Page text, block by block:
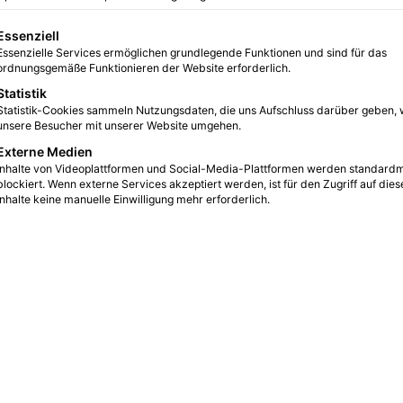
gute Luftqualität am Arbeitsplatz
eine Liste der Service-Gruppen, für die eine Einwilligung erteilt
Services ermöglichen grundlegende Funktionen und sind für das
Funktionieren der Website erforderlich.
Cookies sammeln Nutzungsdaten, die uns Aufschluss darüber geben,
Besucher mit unserer Website umgehen.
Medien
von Videoplattformen und Social-Media-Plattformen werden
Wenn externe Services akzeptiert werden, ist für den Zugriff auf
keine manuelle Einwilligung mehr erforderlich.